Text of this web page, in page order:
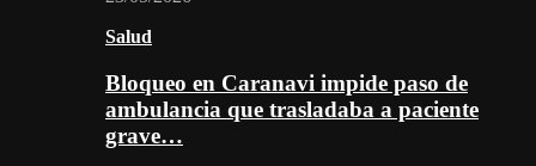
Salud
Bloqueo en Caranavi impide paso de
ambulancia que trasladaba a paciente
grave…